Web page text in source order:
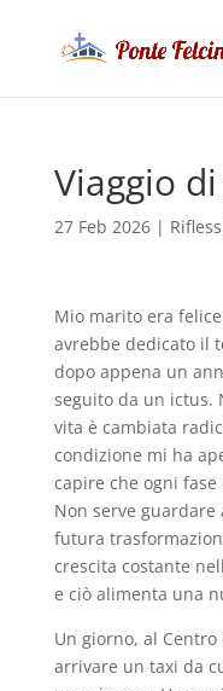
Viaggio
27 Feb 2026|
Mio marito era
avrebbe dedicato il
dopo appena un
seguito da un ictus.
vita è cambiata
condizione mi ha
capire che ogni
Non serve
futura
crescita costante
e ciò alimenta una
Un giorno, al
arrivare un taxi da